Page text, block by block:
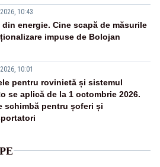
10:43
din energie. Cine scapă de măsurile
impuse de Bolojan
10:01
pentru rovinietă și sistemul
se aplică de la 1 octombrie 2026.
schimbă pentru șoferi și